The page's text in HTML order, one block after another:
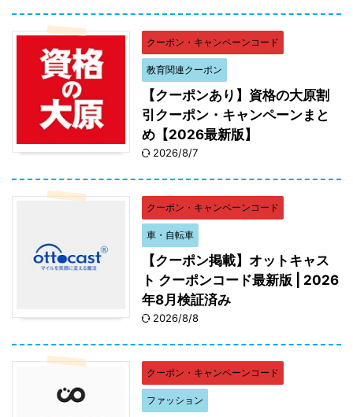
クーポン・キャンペーンコード
教育関連クーポン
【クーポンあり】資格の大原割
引クーポン・キャンペーンまと
め【2026最新版】
2026/8/7
クーポン・キャンペーンコード
車・自転車
【クーポン掲載】オットキャス
ト クーポンコード最新版 | 2026
年8月検証済み
2026/8/8
クーポン・キャンペーンコード
ファッション